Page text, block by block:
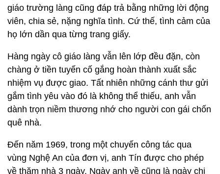
giáo trường làng cũng đáp trả bằng những lời động
viên, chia sẻ, nặng nghĩa tình. Cứ thế, tình cảm của
họ lớn dần qua từng trang giấy.
Hàng ngày cô giáo làng vẫn lên lớp đều đặn, còn
chàng ở tiền tuyến cố gắng hoàn thành xuất sắc
nhiệm vụ được giao. Tất nhiên những cánh thư gửi
gắm tình yêu vào đó là không thể thiếu, anh vẫn
dành trọn niềm thương nhớ cho người con gái chốn
quê nhà.
Đến năm 1969, trong một chuyến công tác qua
vùng Nghệ An của đơn vị, anh Tín được cho phép
về thăm nhà 3 ngày. Ngày anh về cũng là ngày chị